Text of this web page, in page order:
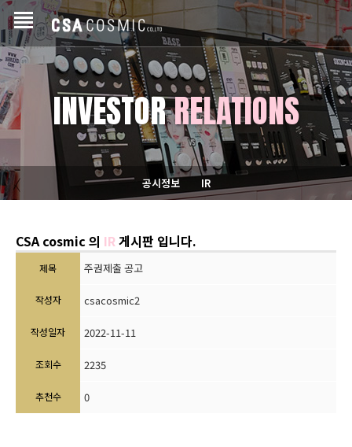
INVESTORRELATIONS
공시정보 IR
CSA cosmic 의 IR게시판 입니다.
제목 주권제출 공고
작성자 csacosmic2
작성일자 2022-11-11
조회수 2235
추천수 0